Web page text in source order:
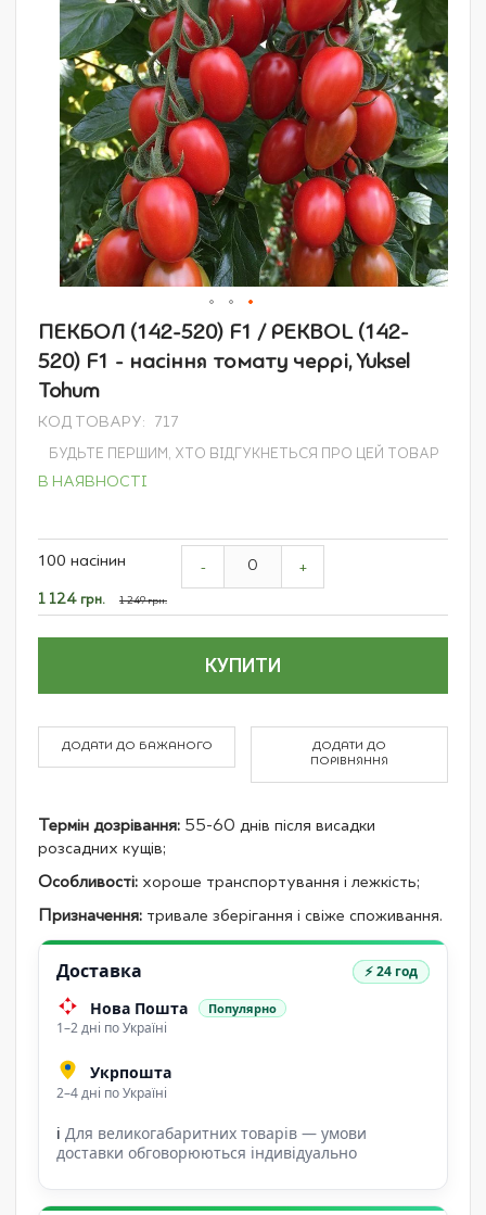
Перейти
початку
галереї
ПЕКБОЛ (142-520) F1 / PEKBOL (142-
520) F1 - насіння томату черрі, Yuksel
Tohum
КОД ТОВАРУ 717
БУДЬТЕ ПЕРШИМ, ХТО ВІДГУКНЕТЬСЯ ПРО ЦЕЙ ТОВАР
В НАЯВНОСТІ
product
100 насінин
Спеціальна
ціна
1 124 грн. 1 249 грн.
- +
КУПИТИ
ДОДАТИ ДО БАЖАНОГО
ДОДАТИ ДО
ПОРІВНЯННЯ
Термін дозрівання: 55-60 днів після висадки
розсадних кущів;
Особливості: хороше транспортування і лежкість;
Призначення: тривале зберігання і свіже споживання.
Доставка ⚡ 24 год
Нова Пошта Популярно
1–2 дні по Україні
Укрпошта
2–4 дні по Україні
ℹ Для великогабаритних товарів — умови
доставки обговорюються індивідуально